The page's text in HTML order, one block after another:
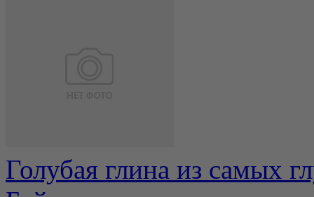
Голубая глина из самых